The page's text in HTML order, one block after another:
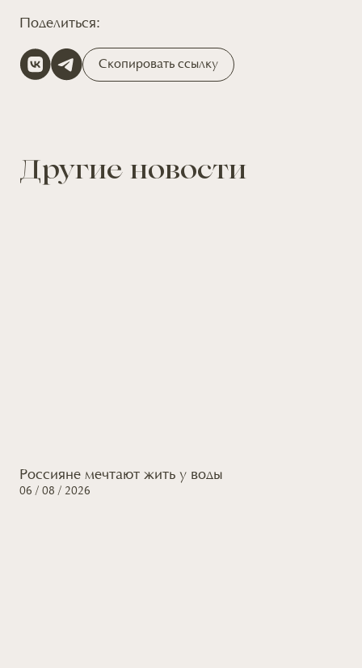
Поделиться:
Скопировать ссылку
Другие новости
Россияне мечтают жить у воды
06 / 08 / 2026